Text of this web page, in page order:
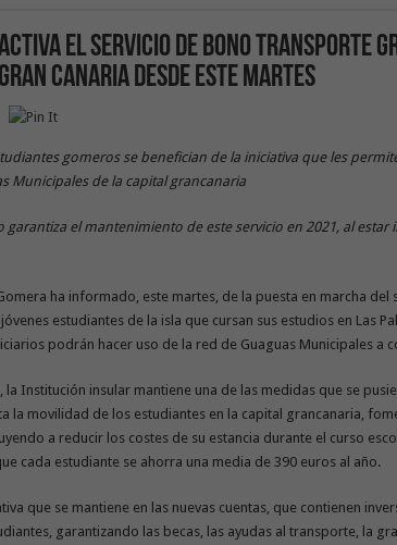
el servicio de bono transporte
Canaria desde este martes
gomeros se benefician de la iniciativa que les
Municipales de la capital grancanaria
garantiza el mantenimiento de este servicio en 2021, al estar
ha informado, este martes, de la puesta en marcha
estudiantes de la isla que cursan sus estudios en Las
podrán hacer uso de la red de Guaguas Municipales a
la Institución insular mantiene una de las medidas que se
la movilidad de los estudiantes en la capital grancanaria,
a reducir los costes de su estancia durante el curso
cada estudiante se ahorra una media de 390 euros al año.
que se mantiene en las nuevas cuentas, que contienen
garantizando las becas, las ayudas al transporte, la